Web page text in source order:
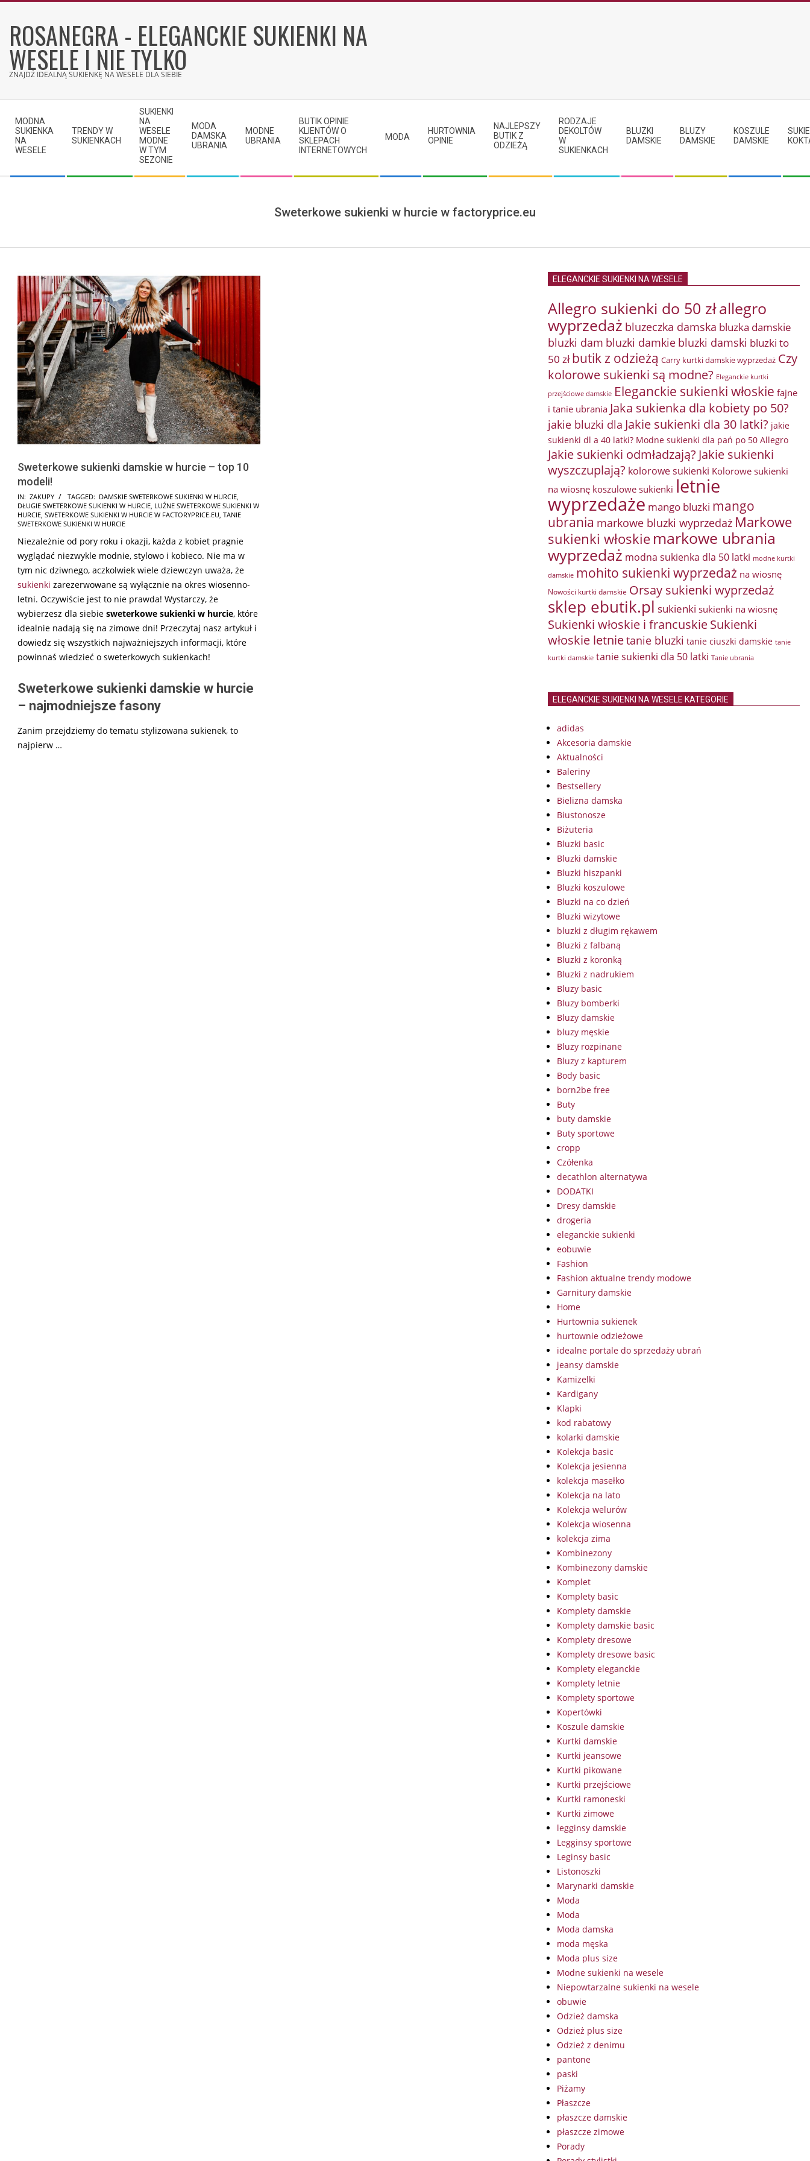
contentROSANEGRA - ELEGANCKIE SUKIENKI NA
WESELE I NIE TYLKO
ZNAJDŹ IDEALNĄ SUKIENKĘ NA WESELE DLA SIEBIE
Navigation
Menu
MODNA
SUKIENKA
NA
WESELE
TRENDY W
SUKIENKACH
SUKIENKI
NA
WESELE
MODNE
W TYM
SEZONIE
MODA
DAMSKA
UBRANIA
MODNE
UBRANIA
BUTIK OPINIE
KLIENTÓW O
SKLEPACH
INTERNETOWYCH
MODA
HURTOWNIA
OPINIE
NAJLEPSZY
BUTIK Z
ODZIEŻĄ
RODZAJE
DEKOLTÓW
W
SUKIENKACH
BLUZKI
DAMSKIE
BLUZY
DAMSKIE
KOSZULE
DAMSKIE
Sweterkowe sukienki w hurcie w factoryprice.eu
Sweterkowe sukienki damskie w hurcie – top 10
modeli!
2025-
11-
21
IN: ZAKUPY TAGGED: DAMSKIE SWETERKOWE SUKIENKI W HURCIE,
DŁUGIE SWETERKOWE SUKIENKI W HURCIE, LUŹNE SWETERKOWE SUKIENKI W
HURCIE, SWETERKOWE SUKIENKI W HURCIE W FACTORYPRICE.EU, TANIE
SWETERKOWE SUKIENKI W HURCIE
Niezależnie od pory roku i okazji, każda z kobiet pragnie
wyglądać niezwykle modnie, stylowo i kobieco. Nie ma w
tym nic dziwnego, aczkolwiek wiele dziewczyn uważa, że
sukienki zarezerwowane są wyłącznie na okres wiosenno-
letni. Oczywiście jest to nie prawda! Wystarczy, że
wybierzesz dla siebie sweterkowe sukienki w hurcie, które
idealnie nadają się na zimowe dni! Przeczytaj nasz artykuł i
dowiedz się wszystkich najważniejszych informacji, które
powinnaś wiedzieć o sweterkowych sukienkach!
Sweterkowe sukienki damskie w hurcie
– najmodniejsze fasony
Zanim przejdziemy do tematu stylizowana sukienek, to
najpierw …
ELEGANCKIE SUKIENKI NA WESELE
Allegro sukienki do 50 złallegro
wyprzedaż bluzeczka damska bluzka damskie
bluzki dam bluzki damkie bluzki damski bluzki to
50 zł butik z odzieżą Carry kurtki damskie wyprzedaż Czy
kolorowe sukienki są modne? Eleganckie kurtki
przejściowe damskie Eleganckie sukienki włoskie fajne
i tanie ubrania Jaka sukienka dla kobiety po 50?
jakie bluzki dla Jakie sukienki dla 30 latki? jakie
sukienki dl a 40 latki? Modne sukienki dla pań po 50 Allegro
Jakie sukienki odmładzają? Jakie sukienki
wyszczuplają? kolorowe sukienki Kolorowe sukienki
na wiosnę koszulowe sukienki letnie
wyprzedaże mango bluzki mango
ubrania markowe bluzki wyprzedaż Markowe
sukienki włoskie markowe ubrania
wyprzedaż modna sukienka dla 50 latki modne kurtki
damskie mohito sukienki wyprzedaż na wiosnę
Nowości kurtki damskie Orsay sukienki wyprzedaż
sklep ebutik.pl sukienki sukienki na wiosnę
Sukienki włoskie i francuskieSukienki
włoskie letnietanie bluzki tanie ciuszki damskie tanie
kurtki damskie tanie sukienki dla 50 latki Tanie ubrania
ELEGANCKIE SUKIENKI NA WESELE KATEGORIE
adidas
Akcesoria damskie
Aktualności
Baleriny
Bestsellery
Bielizna damska
Biustonosze
Biżuteria
Bluzki basic
Bluzki damskie
Bluzki hiszpanki
Bluzki koszulowe
Bluzki na co dzień
Bluzki wizytowe
bluzki z długim rękawem
Bluzki z falbaną
Bluzki z koronką
Bluzki z nadrukiem
Bluzy basic
Bluzy bomberki
Bluzy damskie
bluzy męskie
Bluzy rozpinane
Bluzy z kapturem
Body basic
born2be free
Buty
buty damskie
Buty sportowe
cropp
Czółenka
decathlon alternatywa
DODATKI
Dresy damskie
drogeria
eleganckie sukienki
eobuwie
Fashion
Fashion aktualne trendy modowe
Garnitury damskie
Home
Hurtownia sukienek
hurtownie odzieżowe
idealne portale do sprzedaży ubrań
jeansy damskie
Kamizelki
Kardigany
Klapki
kod rabatowy
kolarki damskie
Kolekcja basic
Kolekcja jesienna
kolekcja masełko
Kolekcja na lato
Kolekcja welurów
Kolekcja wiosenna
kolekcja zima
Kombinezony
Kombinezony damskie
Komplet
Komplety basic
Komplety damskie
Komplety damskie basic
Komplety dresowe
Komplety dresowe basic
Komplety eleganckie
Komplety letnie
Komplety sportowe
Kopertówki
Koszule damskie
Kurtki damskie
Kurtki jeansowe
Kurtki pikowane
Kurtki przejściowe
Kurtki ramoneski
Kurtki zimowe
legginsy damskie
Legginsy sportowe
Leginsy basic
Listonoszki
Marynarki damskie
Moda
Moda
Moda damska
moda męska
Moda plus size
Modne sukienki na wesele
Niepowtarzalne sukienki na wesele
obuwie
Odzież damska
Odzież plus size
Odzież z denimu
pantone
paski
Piżamy
Płaszcze
płaszcze damskie
płaszcze zimowe
Porady